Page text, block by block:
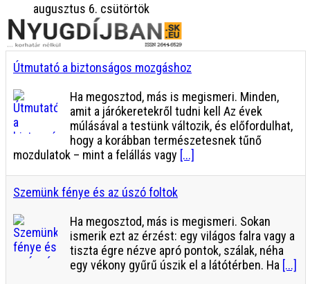
augusztus 6. csütörtök
Útmutató a biztonságos mozgáshoz
Ha megosztod, más is megismeri. Minden,
amit a járókeretekről tudni kell Az évek
múlásával a testünk változik, és előfordulhat,
hogy a korábban természetesnek tűnő
mozdulatok – mint a felállás vagy [...]
Szemünk fénye és az úszó foltok
Ha megosztod, más is megismeri. Sokan
ismerik ezt az érzést: egy világos falra vagy a
tiszta égre nézve apró pontok, szálak, néha
egy vékony gyűrű úszik el a látótérben. Ha [...]